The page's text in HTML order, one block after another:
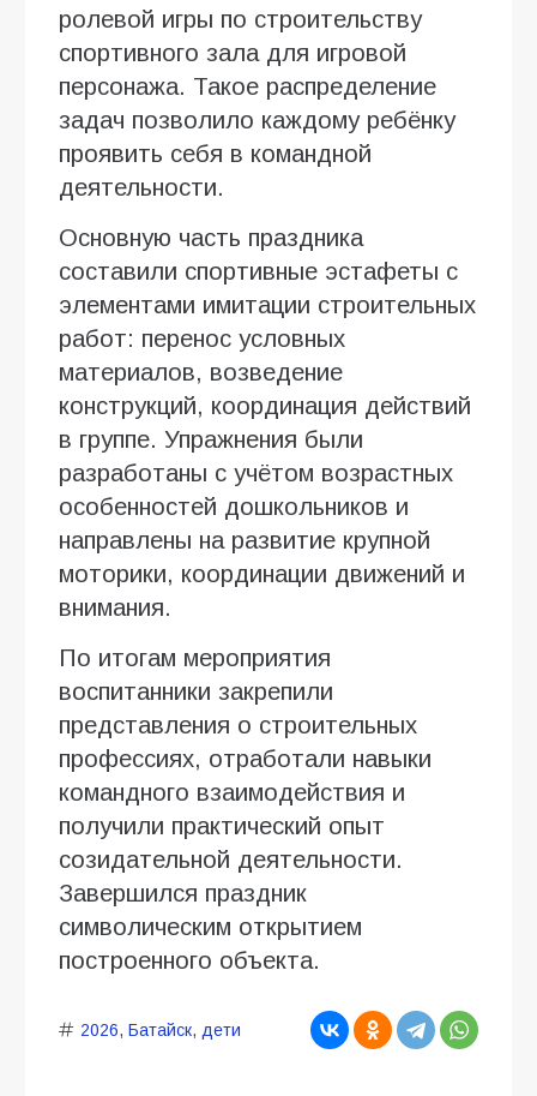
ролевой игры по строительству
спортивного зала для игровой
персонажа. Такое распределение
задач позволило каждому ребёнку
проявить себя в командной
деятельности.
Основную часть праздника
составили спортивные эстафеты с
элементами имитации строительных
работ: перенос условных
материалов, возведение
конструкций, координация действий
в группе. Упражнения были
разработаны с учётом возрастных
особенностей дошкольников и
направлены на развитие крупной
моторики, координации движений и
внимания.
По итогам мероприятия
воспитанники закрепили
представления о строительных
профессиях, отработали навыки
командного взаимодействия и
получили практический опыт
созидательной деятельности.
Завершился праздник
символическим открытием
построенного объекта.
2026, Батайск, дети